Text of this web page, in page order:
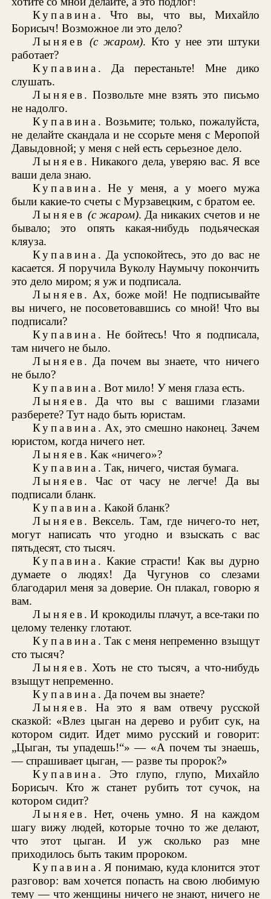
Купавина . Что вы, что вы, Михайло
Борисыч! Возможное ли это дело?
Лыняев (с жаром). Кто у нее эти штуки
работает?
Купавина . Да перестаньте! Мне дико
слушать.
Лыняев. Позвольте мне взять это письмо
не надолго.
Купавина . Возьмите; только, пожалуйста,
не делайте скандала и не ссорьте меня с Меропой
Давыдовной; у меня с ней есть серьезное дело.
Лыняев. Никакого дела, уверяю вас. Я все
ваши дела знаю.
Купавина . Не у меня, а у моего мужа
были какие-то счеты с Мурзавецким, с братом ее.
Лыняев (с жаром). Да никаких счетов и не
бывало; это опять какая-нибудь подьяческая
кляуза.
Купавина . Да успокойтесь, это до вас не
касается. Я поручила Вуколу Наумычу покончить
это дело миром; я уж и подписала.
Лыняев. Ах, боже мой! Не подписывайте
вы ничего, не посоветовавшись со мной! Что вы
подписали?
Купавина . Не бойтесь! Что я подписала,
там ничего не было.
Лыняев. Да почем вы знаете, что ничего
не было?
Купавина . Вот мило! У меня глаза есть.
Лыняев. Да что вы с вашими глазами
разберете? Тут надо быть юристам.
Купавина . Ах, это смешно наконец. Зачем
юристом, когда ничего нет.
Лыняев. Как «ничего»?
Купавина . Так, ничего, чистая бумага.
Лыняев. Час от часу не легче! Да вы
подписали бланк.
Купавина . Какой бланк?
Лыняев. Вексель. Там, где ничего-то нет,
могут написать что угодно и взыскать с вас
пятьдесят, сто тысяч.
Купавина . Какие страсти! Как вы дурно
думаете о людях! Да Чугунов со слезами
благодарил меня за доверие. Он плакал, говорю я
вам.
Лыняев. И крокодилы плачут, а все-таки по
целому теленку глотают.
Купавина . Так с меня непременно взыщут
сто тысяч?
Лыняев. Хоть не сто тысяч, а что-нибудь
взыщут непременно.
Купавина . Да почем вы знаете?
Лыняев. На это я вам отвечу русской
сказкой: «Влез цыган на дерево и рубит сук, на
котором сидит. Идет мимо русский и говорит:
„Цыган, ты упадешь!“» — «А почем ты знаешь,
— спрашивает цыган, — разве ты пророк?»
Купавина . Это глупо, глупо, Михайло
Борисыч. Кто ж станет рубить тот сучок, на
котором сидит?
Лыняев. Нет, очень умно. Я на каждом
шагу вижу людей, которые точно то же делают,
что этот цыган. И уж сколько раз мне
приходилось быть таким пророком.
Купавина . Я понимаю, куда клонится этот
разговор: вам хочется попасть на свою любимую
тему — что женщины ничего не знают, ничего не